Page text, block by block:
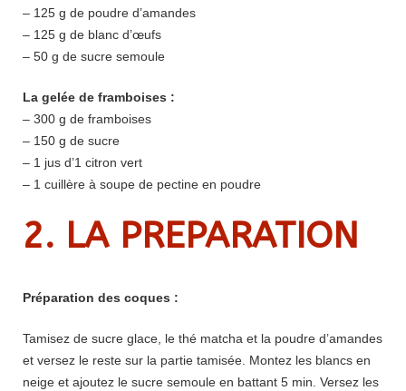
– 125 g de poudre d’amandes
– 125 g de blanc d’œufs
– 50 g de sucre semoule
La gelée de framboises :
– 300 g de framboises
– 150 g de sucre
– 1 jus d’1 citron vert
– 1 cuillère à soupe de pectine en poudre
2. LA PREPARATION
Préparation des coques :
Tamisez de sucre glace, le thé matcha et la poudre d’amandes
et versez le reste sur la partie tamisée. Montez les blancs en
neige et ajoutez le sucre semoule en battant 5 min. Versez les